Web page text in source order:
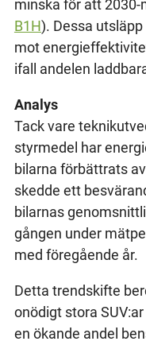
minska för att
B1H). Dessa
mot
ifall andelen
Analys
Tack vare
styrmedel har
bilarna förbättrats
skedde ett
bilarnas
gången under
med föregående år.
Detta trendskifte
onödigt stora
en ökande andel